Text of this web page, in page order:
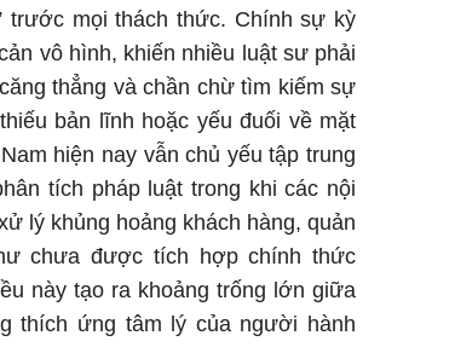
trước mọi thách thức. Chính sự kỳ
vô hình, khiến nhiều luật sư phải
thẳng và chần chừ tìm kiếm sự
bản lĩnh hoặc yếu đuối về mặt
hiện nay vẫn chủ yếu tập trung
tích pháp luật trong khi các nội
lý khủng hoảng khách hàng, quản
chưa được tích hợp chính thức
này tạo ra khoảng trống lớn giữa
thích ứng tâm lý của người hành